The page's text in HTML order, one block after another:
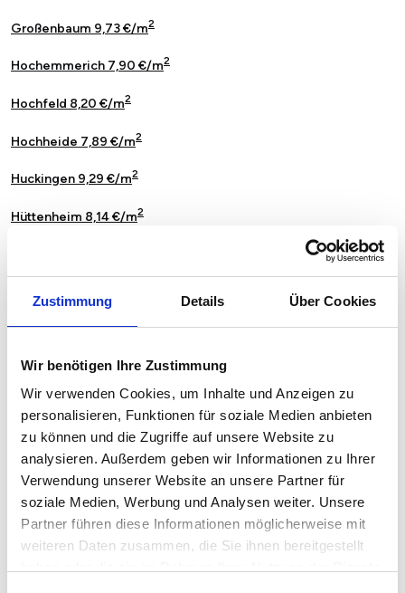
Zustimmung Details Über Cookies
Wir benötigen Ihre Zustimmung
Wir verwenden Cookies, um Inhalte und Anzeigen zu
personalisieren, Funktionen für soziale Medien anbieten
zu können und die Zugriffe auf unsere Website zu
analysieren. Außerdem geben wir Informationen zu Ihrer
Verwendung unserer Website an unsere Partner für
soziale Medien, Werbung und Analysen weiter. Unsere
Partner führen diese Informationen möglicherweise mit
weiteren Daten zusammen, die Sie ihnen bereitgestellt
Großenbaum 9,73 €/m2
Hochemmerich 7,90 €/m2
Hochfeld 8,20 €/m2
Hochheide 7,89 €/m2
Huckingen 9,29 €/m2
Hüttenheim 8,14 €/m2
Marxloh 7,44 €/m2
Mittelmeiderich 7,82 €/m2
2
Neudorf-Nord 8,53 €/m2
Neudorf-Süd 8,50 €/m2
Neuenkamp 7,89 €/m
2